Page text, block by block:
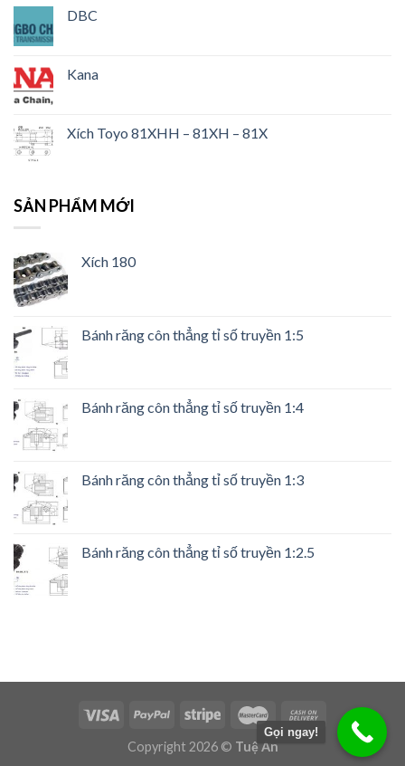
DBC
Kana
Xích Toyo 81XHH – 81XH – 81X
SẢN PHẨM MỚI
Xích 180
Bánh răng côn thẳng tỉ số truyền 1:5
Bánh răng côn thẳng tỉ số truyền 1:4
Bánh răng côn thẳng tỉ số truyền 1:3
Bánh răng côn thẳng tỉ số truyền 1:2.5
Copyright 2026 © Tuệ An
Gọi ngay!